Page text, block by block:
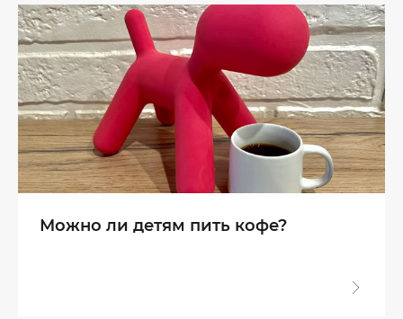
Можно ли детям пить кофе?